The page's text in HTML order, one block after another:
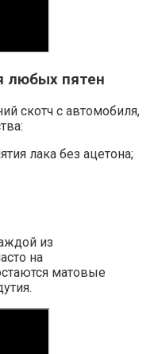
любых пятен
скотч с автомобиля,
лака без ацетона;
из
на
матовые